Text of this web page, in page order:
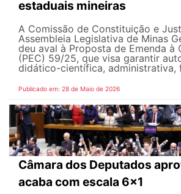
estaduais mineiras
A Comissão de Constituição e
Assembleia Legislativa de Minas
deu aval à Proposta de Emenda à
(PEC) 59/25, que visa garantir
didático-científica, administrativa,
Publicado em: 28 de Maio de 2026
Câmara dos Deputados
acaba com escala 6x1